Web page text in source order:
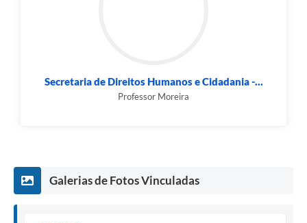
Secretaria de Direitos Humanos e Cidadania -...
Professor Moreira
Galerias de Fotos Vinculadas